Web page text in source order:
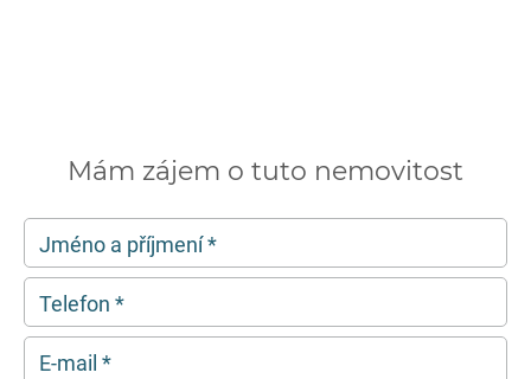
Mám zájem o tuto nemovitost
Jméno a příjmení*
Telefon *
E-mail *